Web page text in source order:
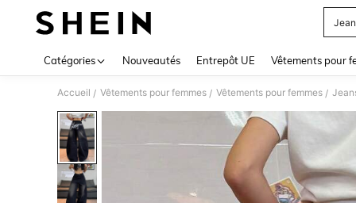
Catégories Nouveautés Entrepôt UE Vêtements pour
Accueil / Vêtements pour femmes / Vêtements pour femmes /